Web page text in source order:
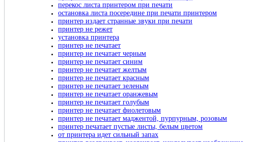
перекос листа принтером при печати
остановка листа посередине при печати принтером
принтер издает странные звуки при печати
принтер не режет
установка принтера
принтер не печатает
принтер не печатает черным
принтер не печатает синим
принтер не печатает желтым
принтер не печатает красным
принтер не печатает зеленым
принтер не печатает оранжевым
принтер не печатает голубым
принтер не печатает фиолетовым
принтер не печатает маджентой, пурпурным, розовым
принтер печатает пустые листы, белым цветом
от принтера идет сильный запах